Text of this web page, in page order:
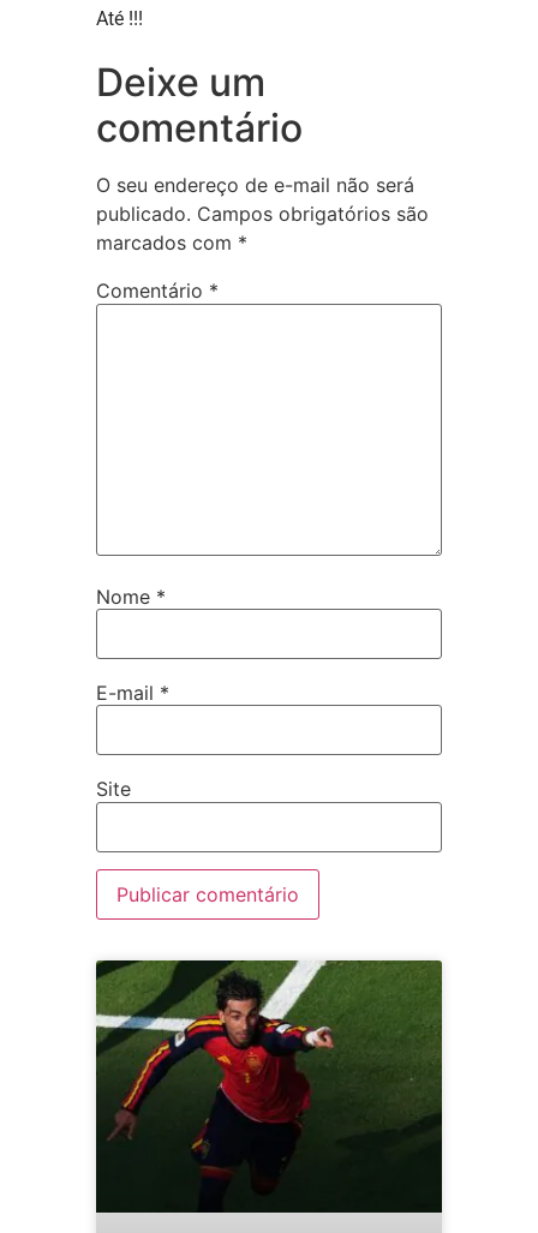
Até !!!
Deixe um
comentário
O seu endereço de e-mail não será
publicado. Campos obrigatórios são
marcados com *
Comentário *
Nome *
E-mail *
Site